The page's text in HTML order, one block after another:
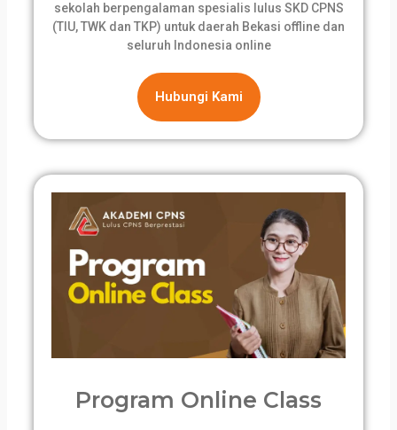
sekolah berpengalaman spesialis lulus SKD CPNS
(TIU, TWK dan TKP) untuk daerah Bekasi offline dan
seluruh Indonesia online
Hubungi Kami
Program Online Class